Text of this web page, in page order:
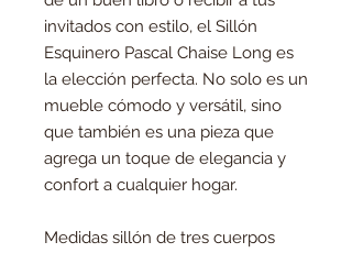
invitados con estilo, el Sillón
Esquinero Pascal Chaise Long es
la elección perfecta. No solo es un
mueble cómodo y versátil, sino
que también es una pieza que
agrega un toque de elegancia y
confort a cualquier hogar.
Medidas sillón de tres cuerpos